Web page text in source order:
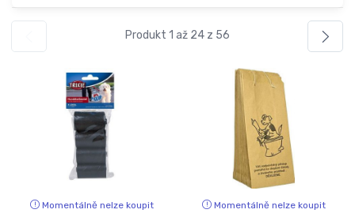
Produkt 1 až 24 z 56
Momentálně nelze koupit Momentálně nelze koupit